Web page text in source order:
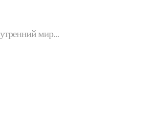
мир...